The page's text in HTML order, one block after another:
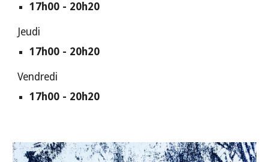
17h00 - 20h20
Jeudi
17h00 - 20h20
Vendredi
17h00 - 20h20